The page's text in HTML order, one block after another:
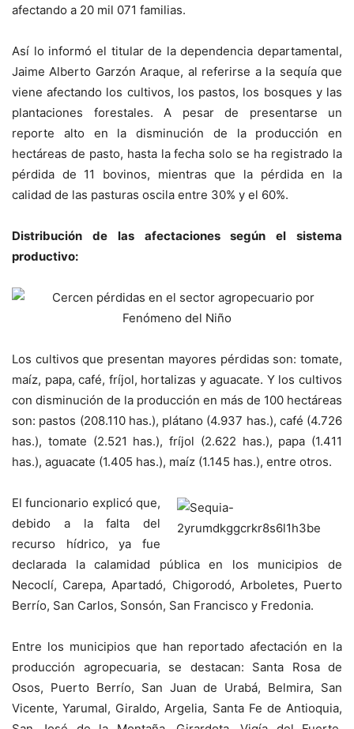
afectando a 20 mil 071 familias.
Así lo informó el titular de la dependencia departamental,
Jaime Alberto Garzón Araque, al referirse a la sequía que
viene afectando los cultivos, los pastos, los bosques y las
plantaciones forestales. A pesar de presentarse un
reporte alto en la disminución de la producción en
hectáreas de pasto, hasta la fecha solo se ha registrado la
pérdida de 11 bovinos, mientras que la pérdida en la
calidad de las pasturas oscila entre 30% y el 60%.
Distribución de las afectaciones según el sistema
productivo:
Los cultivos que presentan mayores pérdidas son: tomate,
maíz, papa, café, fríjol, hortalizas y aguacate. Y los cultivos
con disminución de la producción en más de 100 hectáreas
son: pastos (208.110 has.), plátano (4.937 has.), café (4.726
has.), tomate (2.521 has.), fríjol (2.622 has.), papa (1.411
has.), aguacate (1.405 has.), maíz (1.145 has.), entre otros.
El funcionario explicó que,
debido a la falta del
recurso hídrico, ya fue
declarada la calamidad pública en los municipios de
Necoclí, Carepa, Apartadó, Chigorodó, Arboletes, Puerto
Berrío, San Carlos, Sonsón, San Francisco y Fredonia.
Entre los municipios que han reportado afectación en la
producción agropecuaria, se destacan: Santa Rosa de
Osos, Puerto Berrío, San Juan de Urabá, Belmira, San
Vicente, Yarumal, Giraldo, Argelia, Santa Fe de Antioquia,